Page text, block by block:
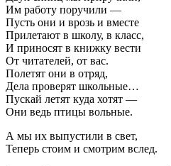
Им работу поручили —
Пусть они и врозь и вместе
Прилетают в школу, в класс,
И приносят в книжку вести
От читателей, от вас.
Полетят они в отряд,
Дела проверят школьные…
Пускай летят куда хотят —
Они ведь птицы вольные.
А мы их выпустили в свет,
Теперь стоим и смотрим вслед.